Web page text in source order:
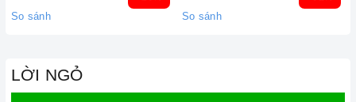
So sánh So sánh
LỜI NGỎ